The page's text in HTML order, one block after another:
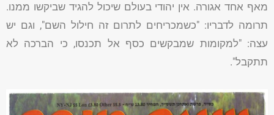
מאף אחד אגורה. אין יהודי בעולם שיכול להגיד שביקשו ממנו.
תרומה לדבריו: "כשמכריחים לתרום זה חילול השם", וגם יש
עצה: "למקומות שמבקשים כסף אל תכנסו, כי הברכה לא
תתקבל".